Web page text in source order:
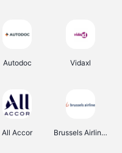
Autodoc Vidaxl
All Accor Brussels Airlines